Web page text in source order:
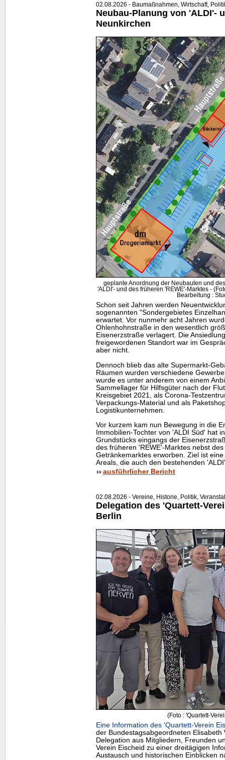
02.08.2026 - Baumaßnahmen, Wirtschaft,
Neubau-Planung von 'ALDI'-
Neunkirchen
geplante Anordnung der Neubauten und
'ALDI'- und des früheren 'REWE'-Marktes -
Bearbeitung :
Schon seit Jahren werden
sogenannten "Sondergebietes
erwartet. Vor nunmehr acht Jahren
Ohlenhohnstraße in den wesentlich
Eisenerzstraße verlagert. Die
freigewordenen Standort war im
aber nicht.
Dennoch blieb das alte Supermarkt-
Räumen wurden verschiedene
wurde es unter anderem von einem
Sammellager für Hilfsgüter nach der
Kreisgebiet 2021, als Corona-
Verpackungs-Material und als
Logistikunternehmen.
Vor kurzem kam nun Bewegung in die
Immobilien-Tochter von 'ALDI Süd' hat
Grundstücks eingangs der
des früheren 'REWE'-Marktes nebst
Getränkemarktes erworben. Ziel ist
Areals, die auch den bestehenden
ausführlicher Bericht
02.08.2026 - Vereine, Historie, Politik,
Delegation des 'Quartett-
Berlin
(Foto : 'Quartett-
Eine Information des 'Quartett-Verein
der Bundestagsabgeordneten
Delegation aus Mitgliedern, Freunden
Verein Eischeid zu einer dreitägigen
Austausch und historischen Einblicken